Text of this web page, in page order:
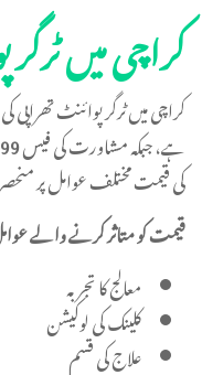
کراچی میں
کراچی میں ٹرگر پوائنٹ
ہے، جبکہ مشاورت کی فیس
کی قیمت مختلف عوامل پر
قیمت کو متاثر کرنے والے
معالج کا تجربہ
کلینک کی لوکیشن
علاج کی قسم